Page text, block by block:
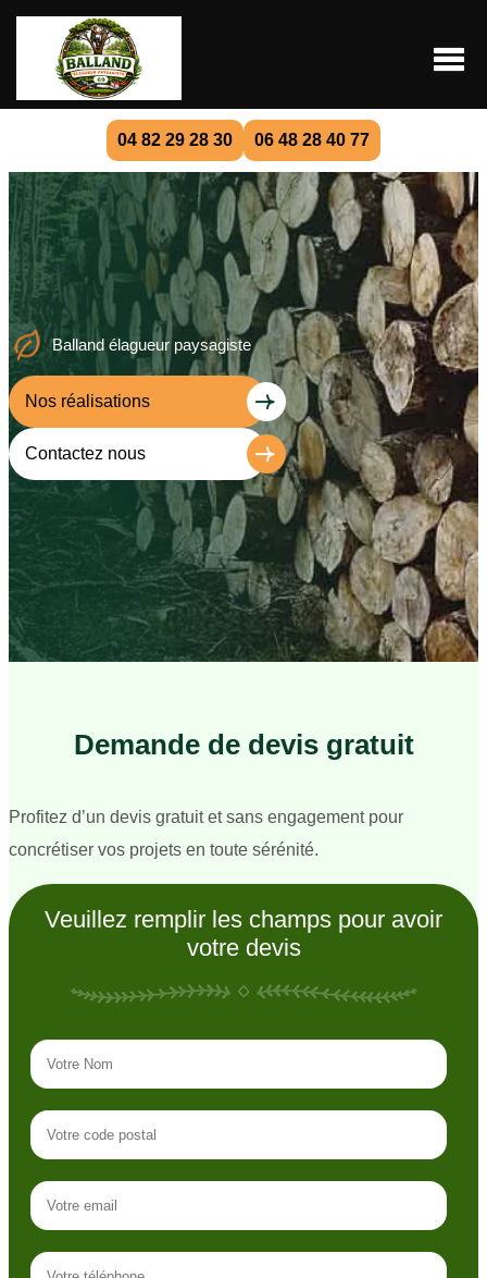
04 82 29 28 30 06 48 28 40 77
Balland élagueur paysagiste
Nos réalisations
Contactez nous
Demande de devis gratuit
Profitez d’un devis gratuit et sans engagement pour
concrétiser vos projets en toute sérénité.
Veuillez remplir les champs pour avoir
votre devis